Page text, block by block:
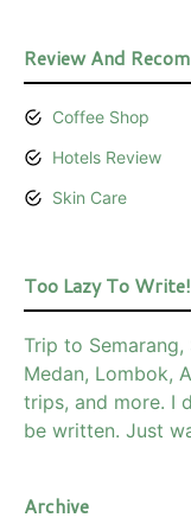
Review And
Coffee Shop
Hotels Review
Skin Care
Too Lazy To Write!
Trip to Semarang,
Medan, Lombok,
trips, and more. I
be written. Just
Archive